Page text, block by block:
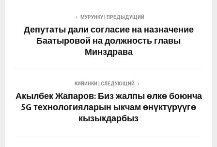
МУРУНКУ | ПРЕДЫДУЩИЙ
Депутаты дали согласие на назначение
Баатыровой на должность главы
Минздрава
КИЙИНКИ | СЛЕДУЮЩИЙ
Акылбек Жапаров: Биз жалпы өлкө боюнча
5G технологияларын ыкчам өнүктүрүүгө
кызыкдарбыз